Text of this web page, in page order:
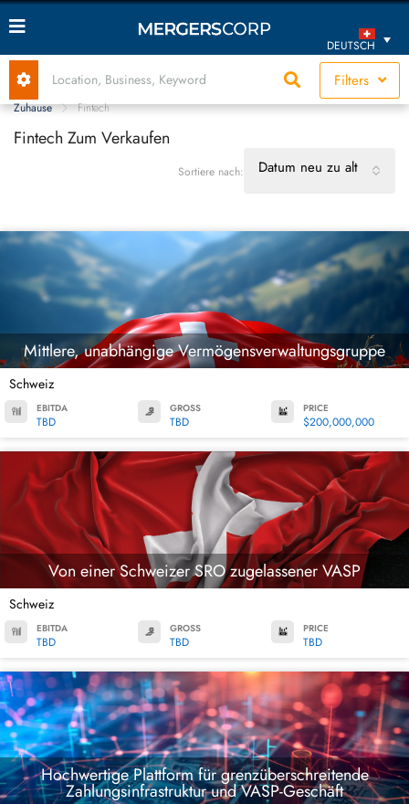
DEUTSCH
Filters
Zuhause Fintech
Fintech Zum Verkaufen
Sortiere nach: Datum neu zu alt
Mittlere, unabhängige Vermögensverwaltungsgruppe
Schweiz
EBITDA
TBD
GROSS
TBD
PRICE
$200,000,000
Von einer Schweizer SRO zugelassener VASP
Schweiz
EBITDA
TBD
GROSS
TBD
PRICE
TBD
Hochwertige Plattform für grenzüberschreitende
Zahlungsinfrastruktur und VASP-Geschäft